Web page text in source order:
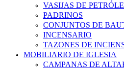
VASIJAS DE
PADRINOS
CONJUNTOS DE
INCENSARIO
TAZONES DE
MOBILIARIO DE IGLESIA
CAMPANAS DE